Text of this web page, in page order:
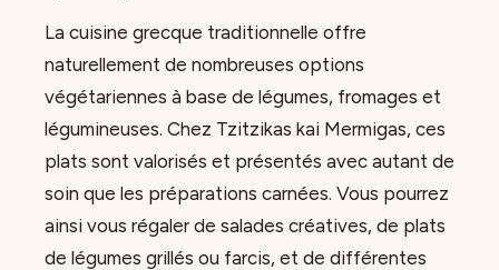
La cuisine grecque traditionnelle offre
naturellement de nombreuses options
végétariennes à base de légumes, fromages et
légumineuses. Chez Tzitzikas kai Mermigas, ces
plats sont valorisés et présentés avec autant de
soin que les préparations carnées. Vous pourrez
ainsi vous régaler de salades créatives, de plats
de légumes grillés ou farcis, et de différentes